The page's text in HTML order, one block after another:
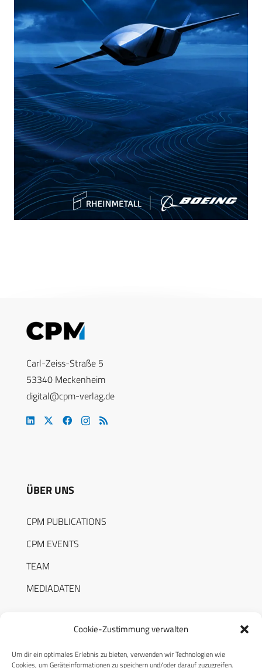
Cookie-Zustimmung verwalten
Um dir ein optimales Erlebnis zu bieten, verwenden wir Technologien wie
Cookies, um Geräteinformationen zu speichern und/oder darauf zuzugreifen.
Carl-Zeiss-Straße 5
53340 Meckenheim
digital@cpm-verlag.de
ÜBER UNS
CPM PUBLICATIONS
CPM EVENTS
TEAM
MEDIADATEN
RECHTLICHES